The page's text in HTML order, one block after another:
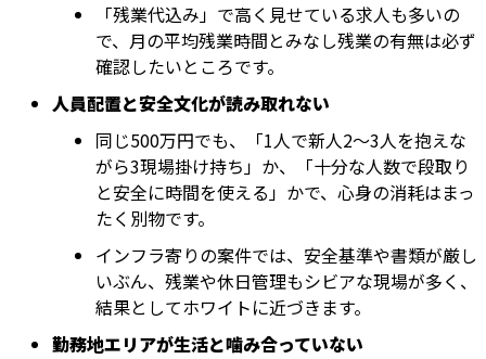
「残業代込み」で高く見せている求人も多いの
で、月の平均残業時間とみなし残業の有無は必ず
確認したいところです。
人員配置と安全文化が読み取れない
同じ500万円でも、「1人で新人2〜3人を抱えな
がら3現場掛け持ち」か、「十分な人数で段取り
と安全に時間を使える」かで、心身の消耗はまっ
たく別物です。
インフラ寄りの案件では、安全基準や書類が厳し
いぶん、残業や休日管理もシビアな現場が多く、
結果としてホワイトに近づきます。
勤務地エリアが生活と噛み合っていない